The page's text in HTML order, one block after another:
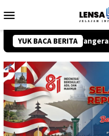
ke
Mobile
YUK BACA BERITA
Tangerang